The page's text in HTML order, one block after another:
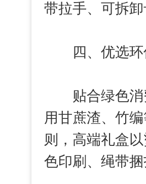
带拉手、可拆
四、优选环
贴合绿色消费
用甘蔗渣、竹
则，高端礼盒
色印刷、绳带